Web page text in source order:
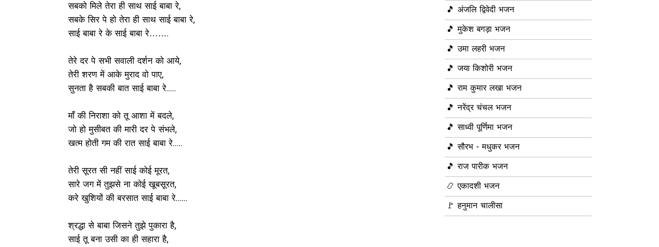
सबको मिले तेरा ही साथ साई बाबा रे,
सबके सिर पे हो तेरा ही साथ साई बाबा रे,
साई बाबा रे के साई बाबा रे…….
तेरे दर पे सभी सवाली दर्शन को आये,
तेरी शरण में आके मुराद वो पाए,
सुनता है सबकी बात साई बाबा रे.....
माँ की निराशा को तू आशा में बदले,
जो हो मुसीबत की मारी दर पे संभले,
खत्म होती गम की रात साई बाबा रे.....
तेरी सूरत सी नहीं साई कोई मूरत,
सारे जग में तुझसे ना कोई खूबसूरत,
करे खुशियों की बरसात साई बाबा रे......
श्रद्धा से बाबा जिसने तुझे पुकारा है,
साई तू बना उसी का ही सहारा है,
🎵 अंजलि द्विवेदी भजन
🎵 मुकेश बगड़ा भजन
🎵 उमा लहरी भजन
🎵 जया किशोरी भजन
🎵 राम कुमार लखा भजन
🎵 नरेंद्र चंचल भजन
🎵 साध्वी पूर्णिमा भजन
🎵 सौरभ - मधुकर भजन
🎵 राज पारीक भजन
📿 एकादशी भजन
🚩 हनुमान चालीसा